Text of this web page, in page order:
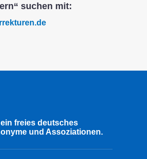
suchen mit:
freies deutsches
und Assoziationen.